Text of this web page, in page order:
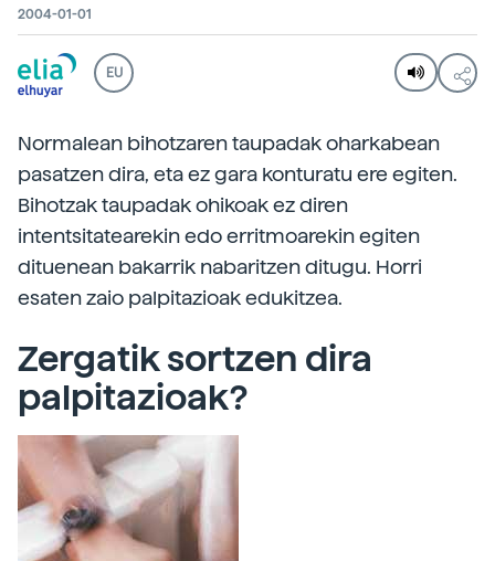
2004-01-01
EU
Normalean bihotzaren taupadak oharkabean
pasatzen dira, eta ez gara konturatu ere egiten.
Bihotzak taupadak ohikoak ez diren
intentsitatearekin edo erritmoarekin egiten
dituenean bakarrik nabaritzen ditugu. Horri
esaten zaio palpitazioak edukitzea.
Zergatik sortzen dira
palpitazioak?